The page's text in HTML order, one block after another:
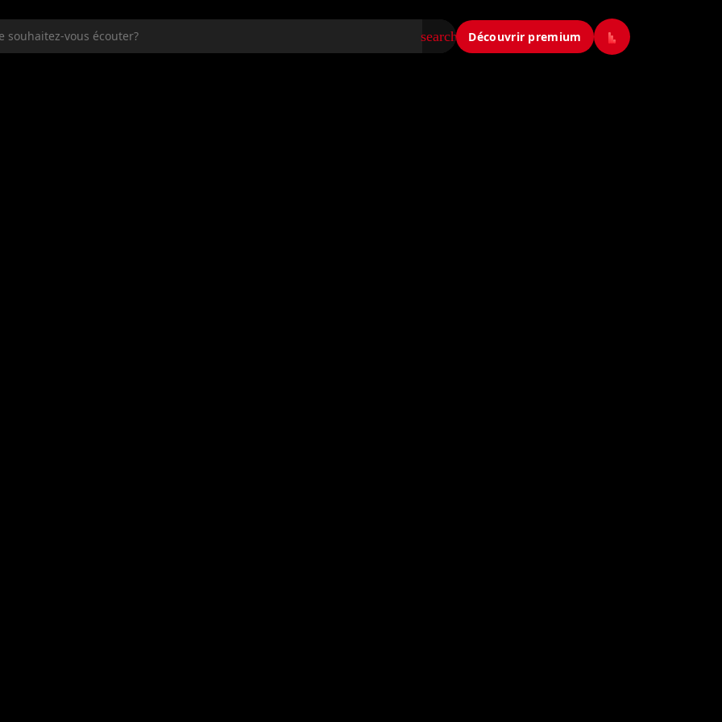
search Découvrir premium